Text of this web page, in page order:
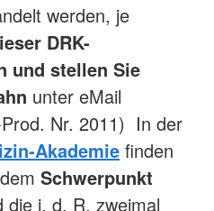
werden, je
DRK-
und stellen Sie
unter eMail
Nr. 2011) In der
Akademie finden
Schwerpunkt
die i. d. R. zweimal